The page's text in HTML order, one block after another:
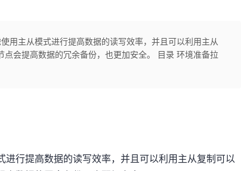
用主从模式进行提高数据的读写效率，并且可以利用主从
会提高数据的冗余备份，也更加安全。 目录 环境准备拉
行提高数据的读写效率，并且可以利用主从复制可以